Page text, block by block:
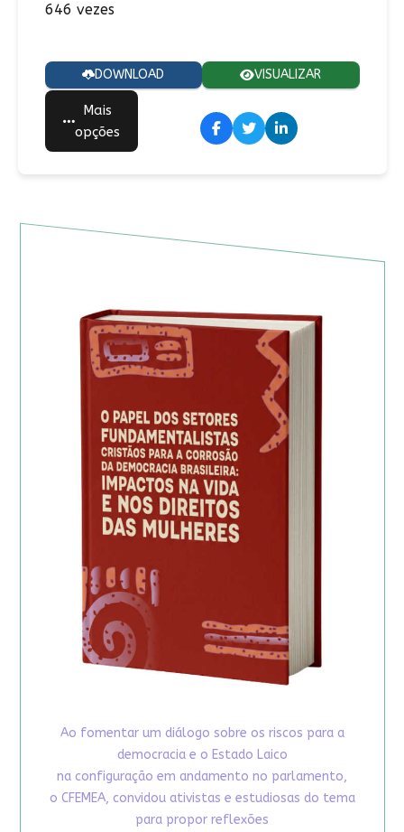
646 vezes
DOWNLOAD VISUALIZAR
Mais
opções
Ao fomentar um diálogo sobre os riscos para a
democracia e o Estado Laico
na configuração em andamento no parlamento,
o CFEMEA, convidou ativistas e estudiosas do tema
para propor reflexões